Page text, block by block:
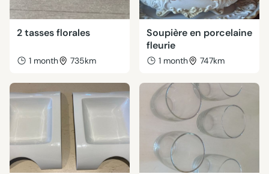
2 tasses florales
1 month 735km
Soupière en porcelaine
fleurie
1 month 747km